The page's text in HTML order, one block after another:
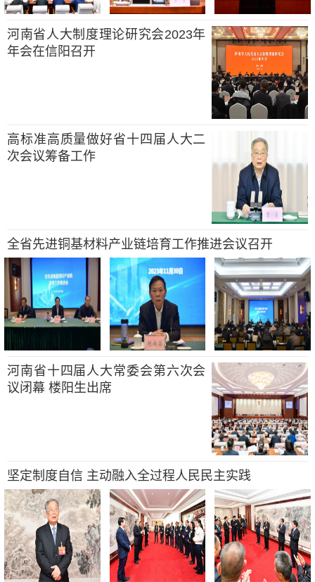
河南省人大制度理论研究会2023年
年会在信阳召开
高标准高质量做好省十四届人大二
次会议筹备工作
全省先进铜基材料产业链培育工作推进会议召开
河南省十四届人大常委会第六次会
议闭幕 楼阳生出席
坚定制度自信 主动融入全过程人民民主实践